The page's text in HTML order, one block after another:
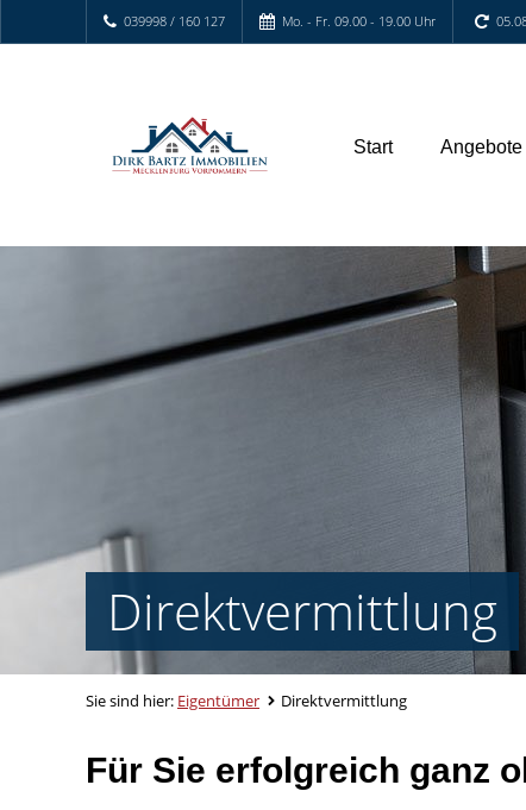
039998 / 160 127 Mo. - Fr. 09.00 - 19.00 Uhr
Start Angebote
Direktvermittlung
Sie sind hier: Eigentümer Direktvermittlung
Für Sie erfolgreich ganz